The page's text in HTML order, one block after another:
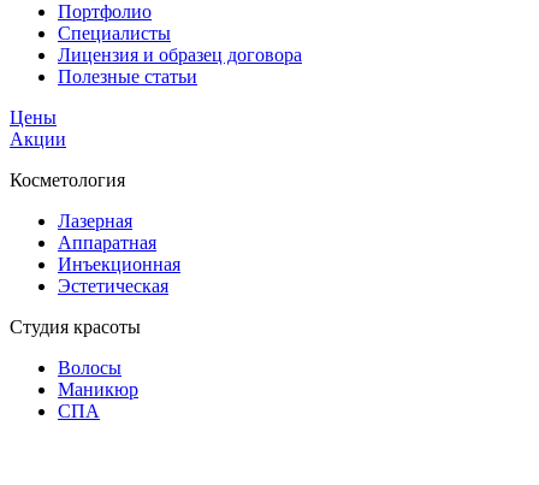
Портфолио
Специалисты
Лицензия и образец договора
Полезные статьи
Цены
Акции
Косметология
Лазерная
Аппаратная
Инъекционная
Эстетическая
Студия красоты
Волосы
Маникюр
СПА